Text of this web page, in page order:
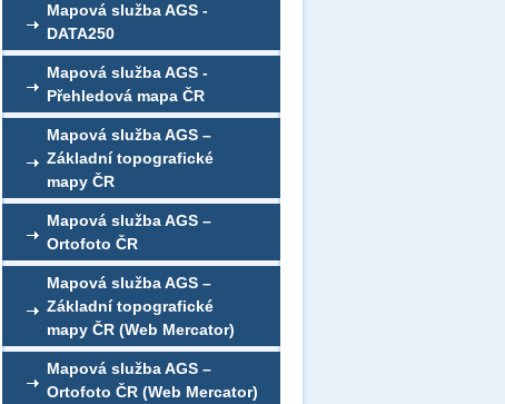
Mapová služba AGS -
DATA250
Mapová služba AGS -
Přehledová mapa ČR
Mapová služba AGS –
Základní topografické
mapy ČR
Mapová služba AGS –
Ortofoto ČR
Mapová služba AGS –
Základní topografické
mapy ČR (Web Mercator)
Mapová služba AGS –
Ortofoto ČR (Web Mercator)